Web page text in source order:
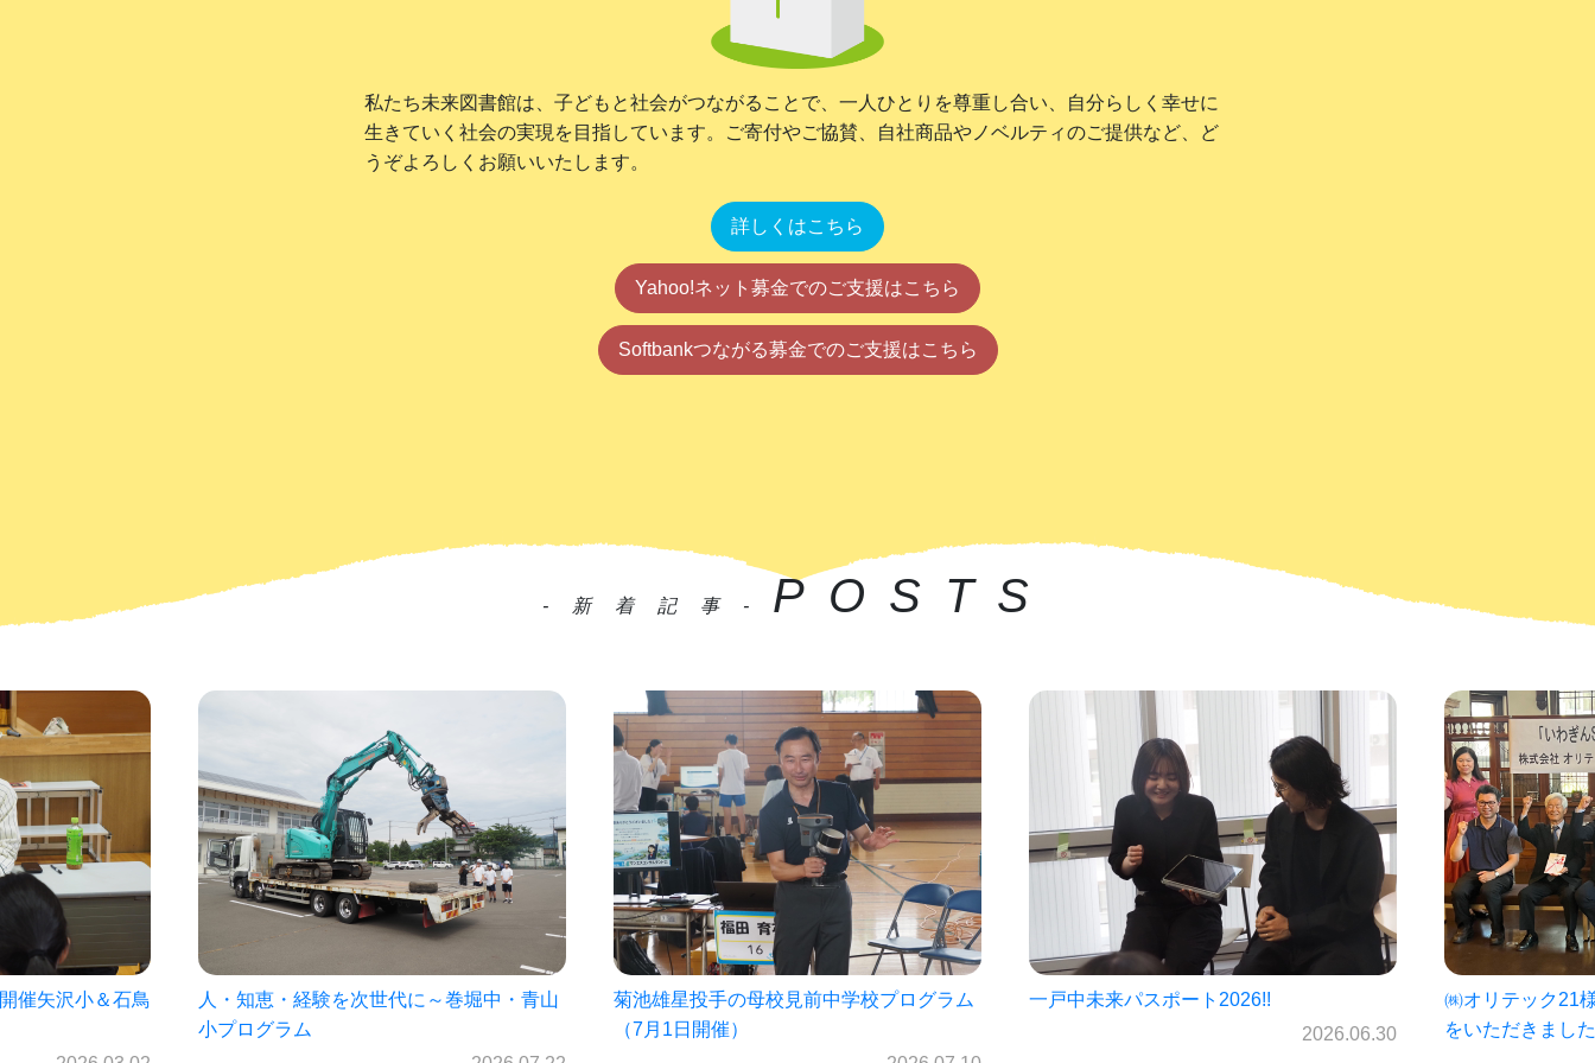
私たち未来図書館は、子どもと社会がつながることで、一人ひとりを尊重し合い、自分らしく幸せに
生きていく社会の実現を目指しています。ご寄付やご協賛、自社商品やノベルティのご提供など、ど
うぞよろしくお願いいたします。
詳しくはこちら
Yahoo!ネット募金でのご支援はこちら
Softbankつながる募金でのご支援はこちら
-新着記事- POSTS
～巻堀中・青山
菊池雄星投手の母校見前中学校プログラム
（7月1日開催）
一戸中未来パスポート2026!!
㈱オリテック21様・岩手銀行様より寄付金
仙北中学校未来
ス☆